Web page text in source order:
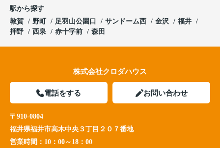
駅から探す
敦賀
野町 足羽山公園口 サンドーム西 金沢
福井
押野
西泉 赤十字前 森田
株式会社クロダハウス
電話をする お問い合わせ
〒910-0804
福井県福井市高木中央３丁目２０７番地
営業時間： 10：00～18：00